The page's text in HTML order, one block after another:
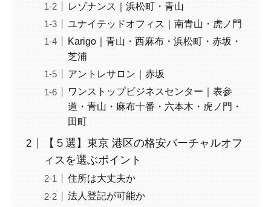
レゾナンス｜浜松町・青山
ユナイテッドオフィス｜南青山・虎ノ門
Karigo｜青山・西麻布・浜松町・赤坂・
芝浦
アントレサロン｜赤坂
ワンストップビジネスセンター｜表参
道・青山・麻布十番・六本木・虎ノ門・
田町
【５選】東京 港区の格安バーチャルオフ
ィスを選ぶポイント
住所は大丈夫か
法人登記が可能か